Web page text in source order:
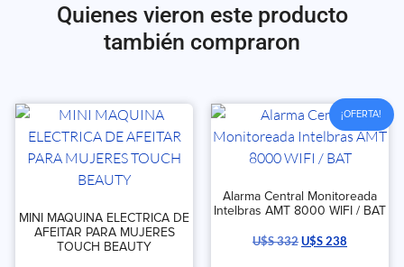
Quienes vieron este producto
también compraron
MINI MAQUINA ELECTRICA DE
AFEITAR PARA MUJERES
TOUCH BEAUTY
¡OFERTA!
Alarma Central Monitoreada
Intelbras AMT 8000 WIFI / BAT
U$S332U$S238